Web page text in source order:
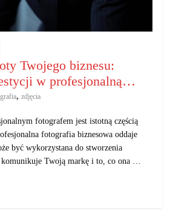
Twojego biznesu:
w profesjonalną…
, zdjęcia
fotografem jest istotną częścią
fotografia biznesowa oddaje
być wykorzystana do stworzenia
komunikuje Twoją markę i to, co ona …